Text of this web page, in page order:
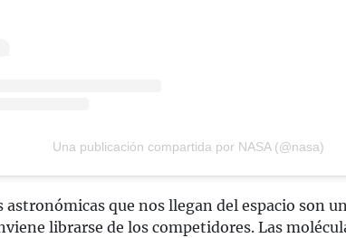
Una publicación compartida por NASA (@nasa)
astronómicas que nos llegan del espacio son
librarse de los competidores. Las